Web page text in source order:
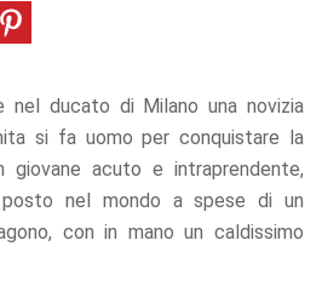
ducato di Milano una novizia
si fa uomo per conquistare la
giovane acuto e intraprendente,
nel mondo a spese di un
con in mano un caldissimo